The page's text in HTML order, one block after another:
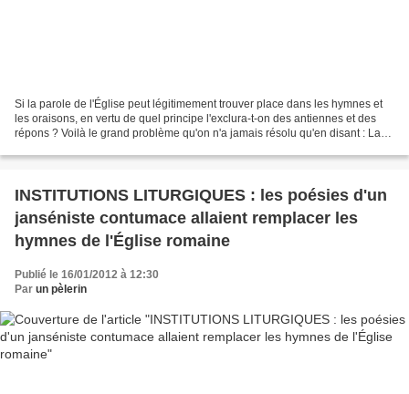
Si la parole de l'Église peut légitimement trouver place dans les hymnes et
les oraisons, en vertu de quel principe l'exclura-t-on des antiennes et des
répons ? Voilà le grand problème qu'on n'a jamais résolu qu'en disant : La
INSTITUTIONS LITURGIQUES : les poésies d'un
janséniste contumace allaient remplacer les
hymnes de l'Église romaine
Publié le 16/01/2012 à 12:30
Par un pèlerin